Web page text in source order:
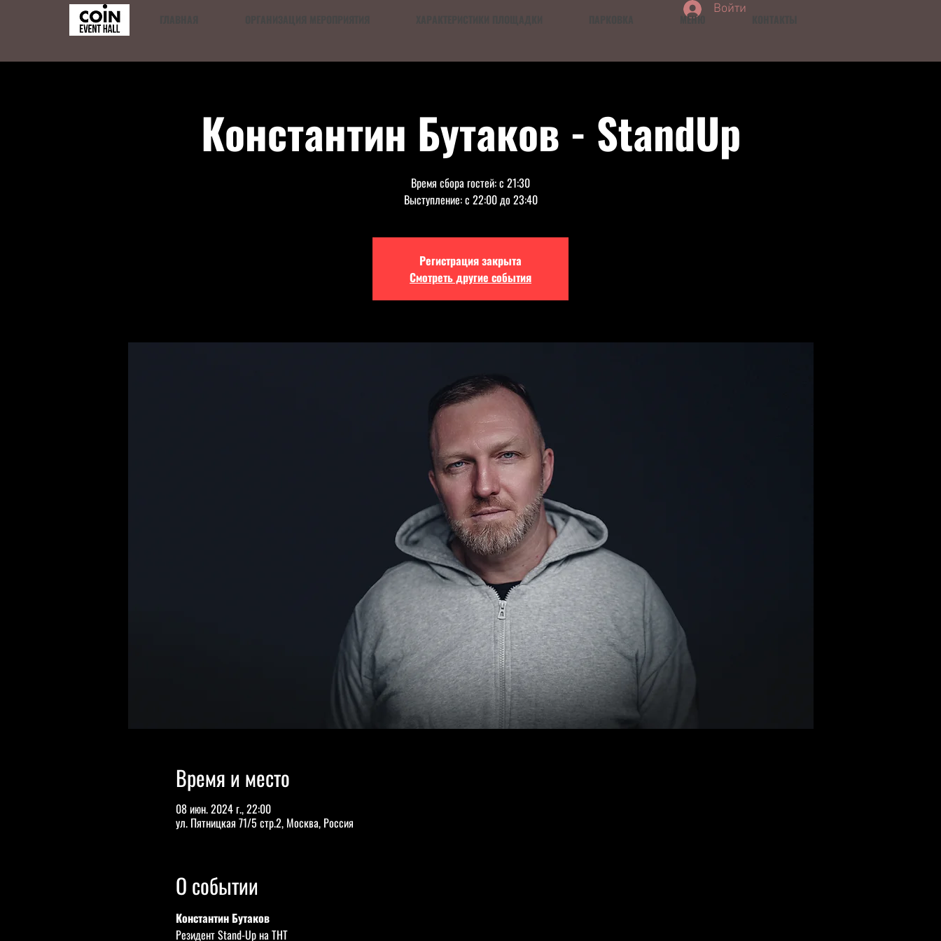
МЕНЮ
Войти
Константин Бутаков - StandUp
Время сбора гостей: с 21:30
Выступление: с 22:00 до 23:40
Регистрация закрыта
Смотреть другие события
Время и место
08 июн. 2024 г., 22:00
ул. Пятницкая 71/5 стр.2, Москва, Россия
О событии
Константин Бутаков
Резидент Stand-Up на ТНТ